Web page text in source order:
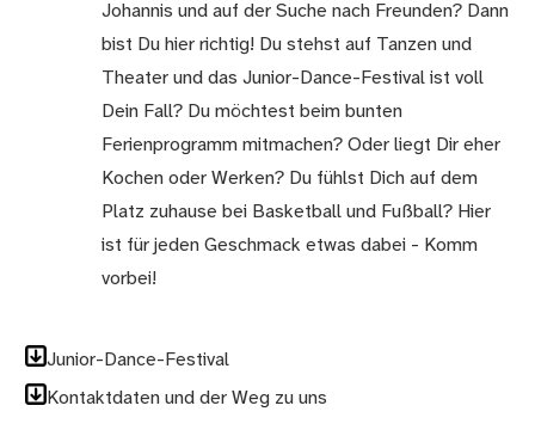
Johannis und auf der Suche nach Freunden? Dann
bist Du hier richtig! Du stehst auf Tanzen und
Theater und das Junior-Dance-Festival ist voll
Dein Fall? Du möchtest beim bunten
Ferienprogramm mitmachen? Oder liegt Dir eher
Kochen oder Werken? Du fühlst Dich auf dem
Platz zuhause bei Basketball und Fußball? Hier
ist für jeden Geschmack etwas dabei - Komm
vorbei!
Junior-Dance-Festival
Kontaktdaten und der Weg zu uns